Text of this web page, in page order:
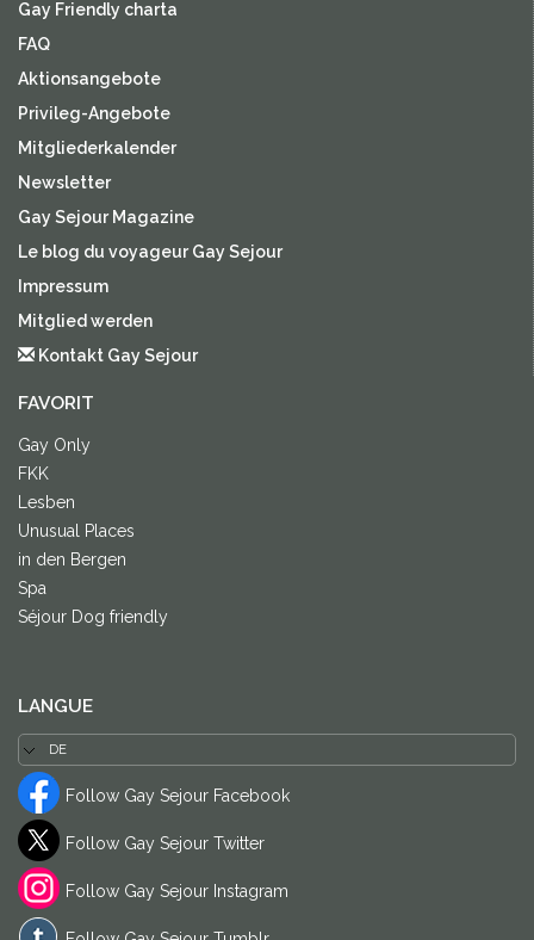
Gay Friendly charta
FAQ
Aktionsangebote
Privileg-Angebote
Mitgliederkalender
Newsletter
Gay Sejour Magazine
Le blog du voyageur Gay Sejour
Impressum
Mitglied werden
Kontakt Gay Sejour
FAVORIT
Gay Only
FKK
Lesben
Unusual Places
in den Bergen
Spa
Séjour Dog friendly
LANGUE
Follow Gay Sejour Facebook
Follow Gay Sejour Twitter
Follow Gay Sejour Instagram